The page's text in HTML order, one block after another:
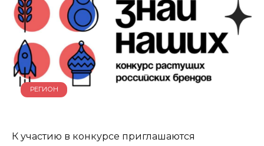
РЕГИОН
К участию в конкурсе приглашаются